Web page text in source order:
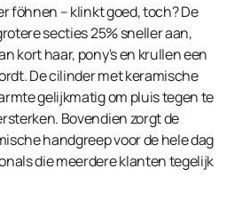
föhnen – klinkt goed, toch? De
secties 25% sneller aan,
kort haar, pony's en krullen een
De cilinder met keramische
gelijkmatig om pluis tegen te
Bovendien zorgt de
handgreep voor de hele dag
die meerdere klanten tegelijk